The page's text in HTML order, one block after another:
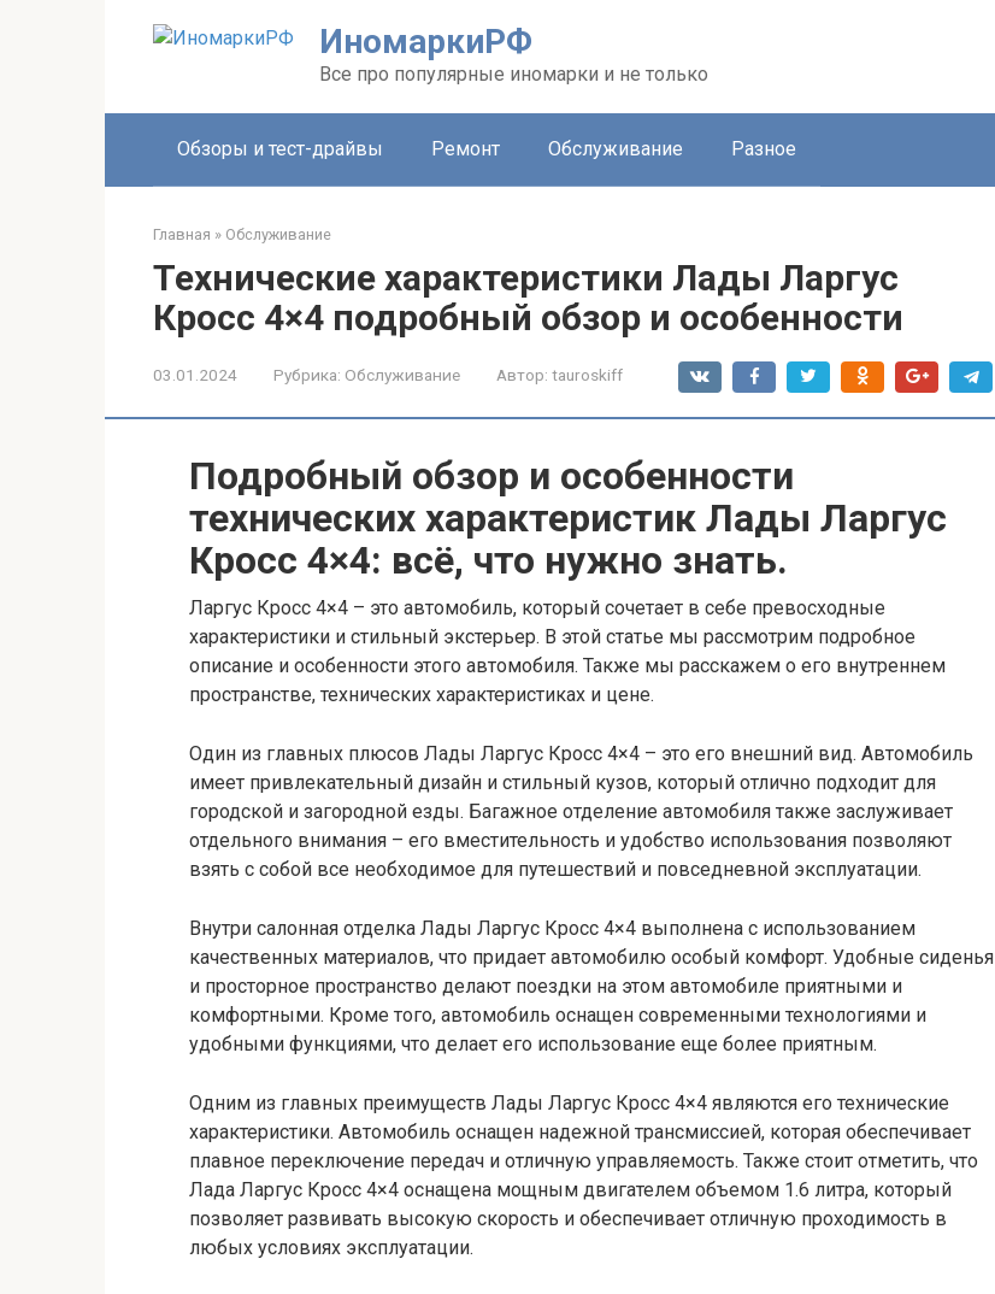
ИномаркиРФ
Все про популярные иномарки и не только
Обзоры и тест-драйвы Ремонт Обслуживание Разное
Главная » Обслуживание
Технические характеристики Лады Ларгус
Кросс 4×4 подробный обзор и особенности
03.01.2024 Рубрика: Обслуживание Автор: tauroskiff
Подробный обзор и особенности
технических характеристик Лады Ларгус
Кросс 4×4: всё, что нужно знать.
Ларгус Кросс 4×4 – это автомобиль, который сочетает в себе превосходные
характеристики и стильный экстерьер. В этой статье мы рассмотрим подробное
описание и особенности этого автомобиля. Также мы расскажем о его внутреннем
пространстве, технических характеристиках и цене.
Один из главных плюсов Лады Ларгус Кросс 4×4 – это его внешний вид. Автомобиль
имеет привлекательный дизайн и стильный кузов, который отлично подходит для
городской и загородной езды. Багажное отделение автомобиля также заслуживает
отдельного внимания – его вместительность и удобство использования позволяют
взять с собой все необходимое для путешествий и повседневной эксплуатации.
Внутри салонная отделка Лады Ларгус Кросс 4×4 выполнена с использованием
качественных материалов, что придает автомобилю особый комфорт. Удобные сиденья
и просторное пространство делают поездки на этом автомобиле приятными и
комфортными. Кроме того, автомобиль оснащен современными технологиями и
удобными функциями, что делает его использование еще более приятным.
Одним из главных преимуществ Лады Ларгус Кросс 4×4 являются его технические
характеристики. Автомобиль оснащен надежной трансмиссией, которая обеспечивает
плавное переключение передач и отличную управляемость. Также стоит отметить, что
Лада Ларгус Кросс 4×4 оснащена мощным двигателем объемом 1.6 литра, который
позволяет развивать высокую скорость и обеспечивает отличную проходимость в
любых условиях эксплуатации.